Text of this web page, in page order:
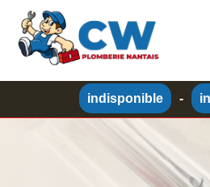
indisponible -